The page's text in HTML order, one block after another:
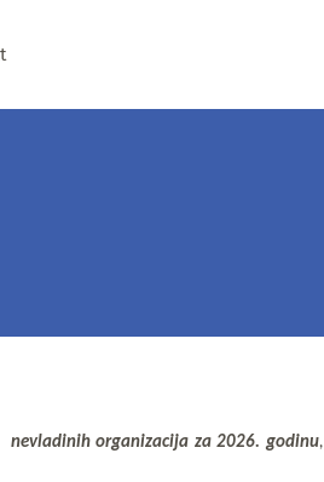
nevladinih organizacija za 2026. godinu,